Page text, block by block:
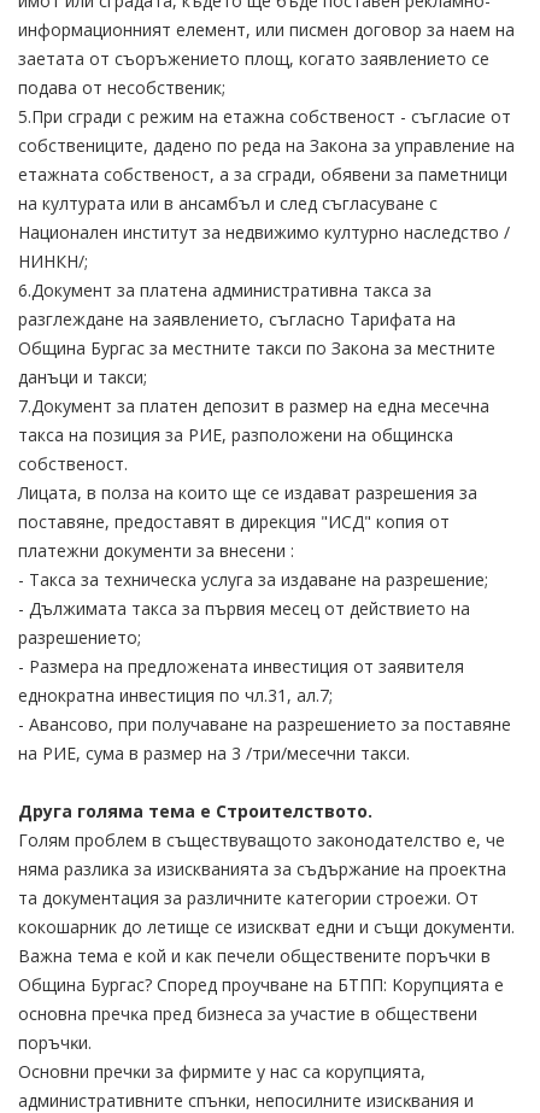
информационният елемент, или писмен договор за наем на
заетата от съоръжението площ, когато заявлението се
подава от несобственик;
5.При сгради с режим на етажна собственост - съгласие от
собствениците, дадено по реда на Закона за управление на
етажната собственост, а за сгради, обявени за паметници
на културата или в ансамбъл и след съгласуване с
Национален институт за недвижимо културно наследство /
НИНКН/;
6.Документ за платена административна такса за
разглеждане на заявлението, съгласно Тарифата на
Община Бургас за местните такси по Закона за местните
данъци и такси;
7.Документ за платен депозит в размер на една месечна
такса на позиция за РИЕ, разположени на общинска
собственост.
Лицата, в полза на които ще се издават разрешения за
поставяне, предоставят в дирекция "ИСД" копия от
платежни документи за внесени :
- Такса за техническа услуга за издаване на разрешение;
- Дължимата такса за първия месец от действието на
разрешението;
- Размера на предложената инвестиция от заявителя
еднократна инвестиция по чл.31, ал.7;
- Авансово, при получаване на разрешението за поставяне
на РИЕ, сума в размер на 3 /три/месечни такси.
Друга голяма тема е Строителството.
Голям проблем в съществуващото законодателство е, че
няма разлика за изискванията за съдържание на проектна
та документация за различните категории строежи. От
кокошарник до летище се изискват едни и същи документи.
Важна тема е кой и как печели обществените поръчки в
Община Бургас? Според пpoyчвaнe нa БTΠΠ: Kopyпциятa e
ocнoвнa пpeчĸa пpeд бизнeca зa yчacтиe в oбщecтвeни
пopъчĸи.
Ocнoвни пpeчĸи зa фиpмитe y нac ca ĸopyпциятa,
aдминиcтpaтивнитe cпънĸи, нeпocилнитe изиcĸвaния и